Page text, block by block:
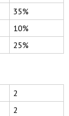
35%
10%
25%
2
2